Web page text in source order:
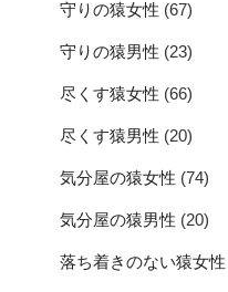
守りの猿女性 (67)
守りの猿男性 (23)
尽くす猿女性 (66)
尽くす猿男性 (20)
気分屋の猿女性 (74)
気分屋の猿男性 (20)
落ち着きのない猿女性